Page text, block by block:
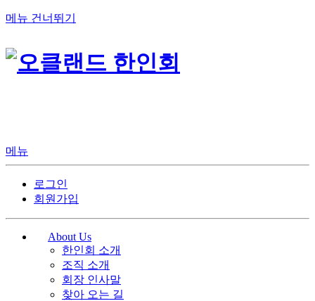
메뉴 건너뛰기
메뉴
로그인
회원가입
About Us
한인회 소개
조직 소개
회장 인사말
찾아 오는 길